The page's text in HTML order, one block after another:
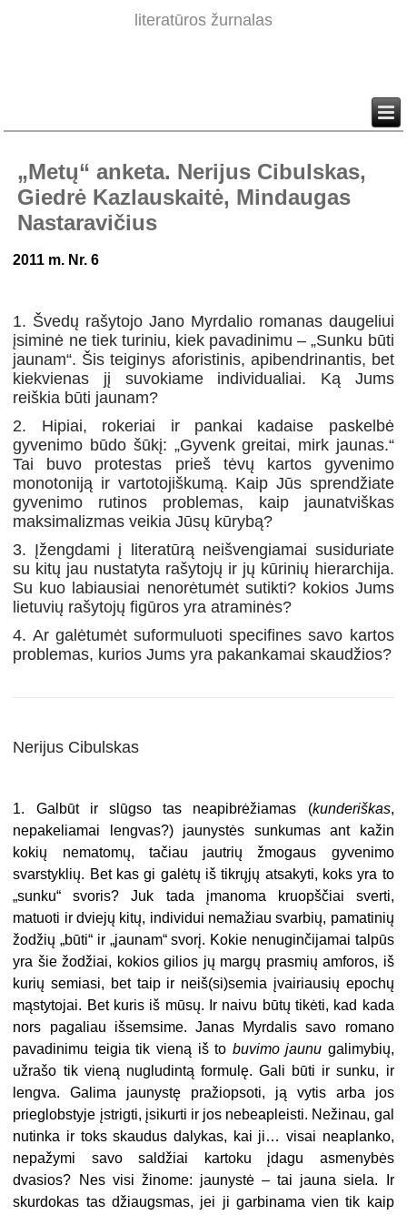
literatūros žurnalas
„Metų“ anketa. Nerijus Cibulskas,
Giedrė Kazlauskaitė, Mindaugas
Nastaravičius
2011 m. Nr. 6
1. Švedų rašytojo Jano Myrdalio romanas daugeliui
įsiminė ne tiek turiniu, kiek pavadinimu – „Sunku būti
jaunam“. Šis teiginys aforistinis, apibendrinantis, bet
kiekvienas jį suvokiame individualiai. Ką Jums
reiškia būti jaunam?
2. Hipiai, rokeriai ir pankai kadaise paskelbė
gyvenimo būdo šūkį: „Gyvenk greitai, mirk jaunas.“
Tai buvo protestas prieš tėvų kartos gyvenimo
monotoniją ir vartotojiškumą. Kaip Jūs sprendžiate
gyvenimo rutinos problemas, kaip jaunatviškas
maksimalizmas veikia Jūsų kūrybą?
3. Įžengdami į literatūrą neišvengiamai susiduriate
su kitų jau nustatyta rašytojų ir jų kūrinių hierarchija.
Su kuo labiausiai nenorėtumėt sutikti? kokios Jums
lietuvių rašytojų figūros yra atraminės?
4. Ar galėtumėt suformuluoti specifines savo kartos
problemas, kurios Jums yra pakankamai skaudžios?
Nerijus Cibulskas
1. Galbūt ir slūgso tas neapibrėžiamas (kunderiškas,
nepakeliamai lengvas?) jaunystės sunkumas ant kažin
kokių nematomų, tačiau jautrių žmogaus gyvenimo
svarstyklių. Bet kas gi galėtų iš tikrųjų atsakyti, koks yra to
„sunku“ svoris? Juk tada įmanoma kruopščiai sverti,
matuoti ir dviejų kitų, individui nemažiau svarbių, pamatinių
žodžių „būti“ ir „jaunam“ svorį. Kokie nenuginčijamai talpūs
yra šie žodžiai, kokios gilios jų margų prasmių amforos, iš
kurių semiasi, bet taip ir neiš(si)semia įvairiausių epochų
mąstytojai. Bet kuris iš mūsų. Ir naivu būtų tikėti, kad kada
nors pagaliau išsemsime. Janas Myrdalis savo romano
pavadinimu teigia tik vieną iš to buvimo jaunu galimybių,
užrašo tik vieną nugludintą formulę. Gali būti ir sunku, ir
lengva. Galima jaunystę pražiopsoti, ją vytis arba jos
prieglobstyje įstrigti, įsikurti ir jos nebeapleisti. Nežinau, gal
nutinka ir toks skaudus dalykas, kai ji… visai neaplanko,
nepažymi savo saldžiai kartoku įdagu asmenybės
dvasios? Nes visi žinome: jaunystė – tai jauna siela. Ir
skurdokas tas džiaugsmas, jei ji garbinama vien tik kaip